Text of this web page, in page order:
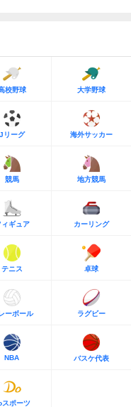
校野球 大学野球
Jリーグ 海外サッカー
競馬 地方競馬
ィギュア カーリング
テニス 卓球
ーボール ラグビー
NBA バスケ代表
スポーツ